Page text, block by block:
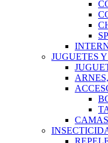
JUGUETES
CAMAS